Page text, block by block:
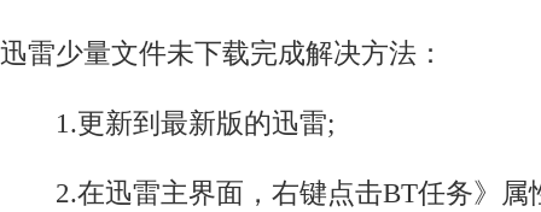
迅雷少量文件未下载完成解决方法：
1.更新到最新版的迅雷;
2.在迅雷主界面，右键点击BT任务》属